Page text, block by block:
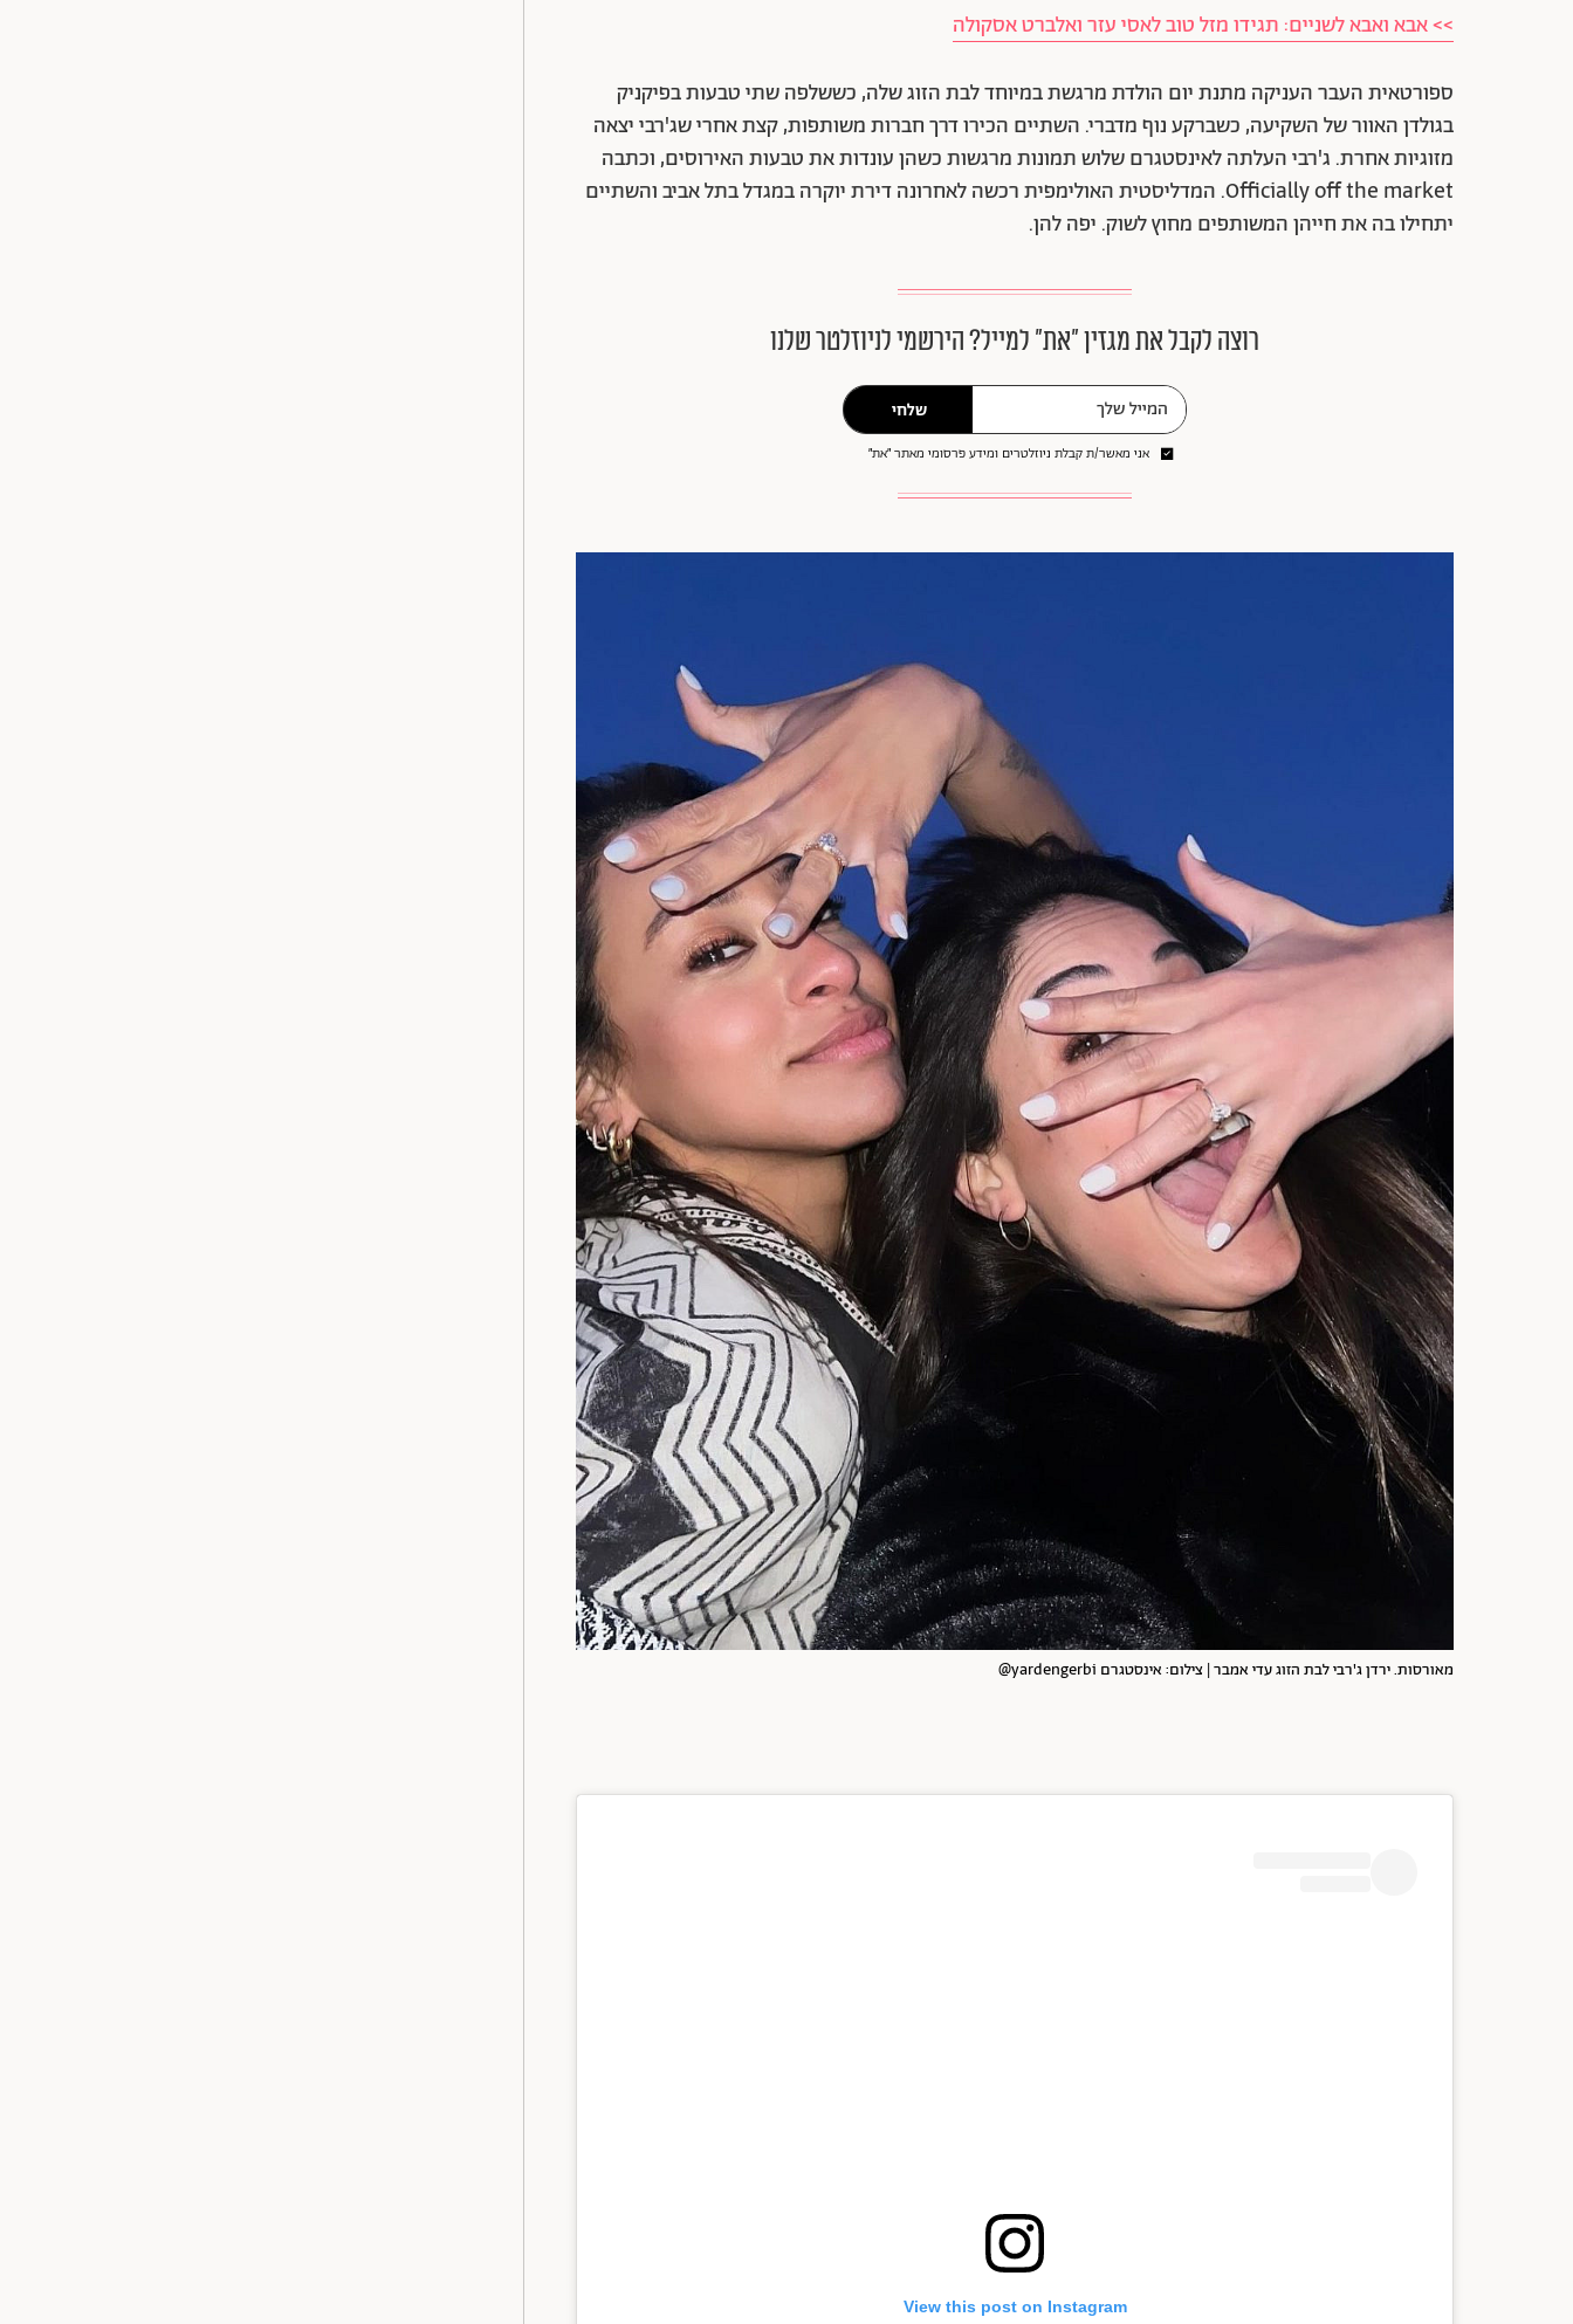
>> אבא ואבא לשניים: תגידו מזל טוב לאסי עזר ואלברט אסקולה
ספורטאית העבר העניקה מתנת יום הולדת מרגשת במיוחד לבת הזוג שלה, כששלפה שתי טבעות בפיקניק
בגולדן האוור של השקיעה, כשברקע נוף מדברי. השתיים הכירו דרך חברות משותפות, קצת אחרי שג'רבי יצאה
מזוגיות אחרת. ג'רבי העלתה לאינסטגרם שלוש תמונות מרגשות כשהן עונדות את טבעות האירוסים, וכתבה
Officially off the market. המדליסטית האולימפית רכשה לאחרונה דירת יוקרה במגדל בתל אביב והשתיים
יתחילו בה את חייהן המשותפים מחוץ לשוק. יפה להן.
רוצה לקבל את מגזין ״את״ למייל? הירשמי לניוזלטר שלנו
שלחי
אני מאשר/ת קבלת ניוזלטרים ומידע פרסומי מאתר ״את״
מאורסות. ירדן ג'רבי לבת הזוג עדי אמבר | צילום: אינסטגרם yardengerbi@
View this post on Instagram